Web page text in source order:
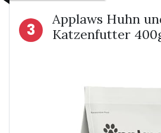
3
Applaws Huhn
Katzenfutter